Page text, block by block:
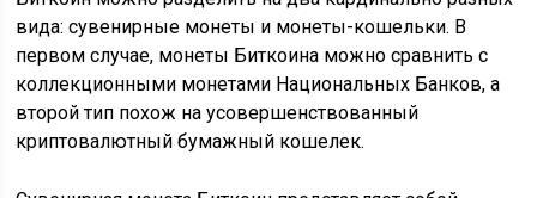
вида: сувенирные монеты и монеты-кошельки. В
первом случае, монеты Биткоина можно сравнить с
коллекционными монетами Национальных Банков, а
второй тип похож на усовершенствованный
криптовалютный бумажный кошелек.